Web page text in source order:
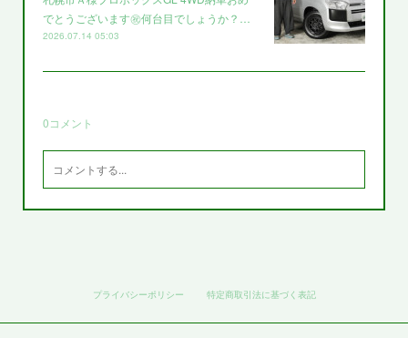
でとうございます㊗️何台目でしょうか？…
2026.07.14 05:03
0コメント
プライバシーポリシー 特定商取引法に基づく表記